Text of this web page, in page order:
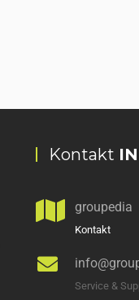
Kontakt
groupedia
Kontakt
Service &